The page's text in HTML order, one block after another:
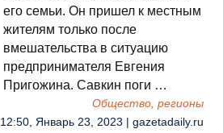
его семьи. Он пришел к местным
жителям только после
вмешательства в ситуацию
предпринимателя Евгения
Пригожина. Савкин поги …
Общество, регионы
12:50, Январь 23, 2023 | gazetadaily.ru